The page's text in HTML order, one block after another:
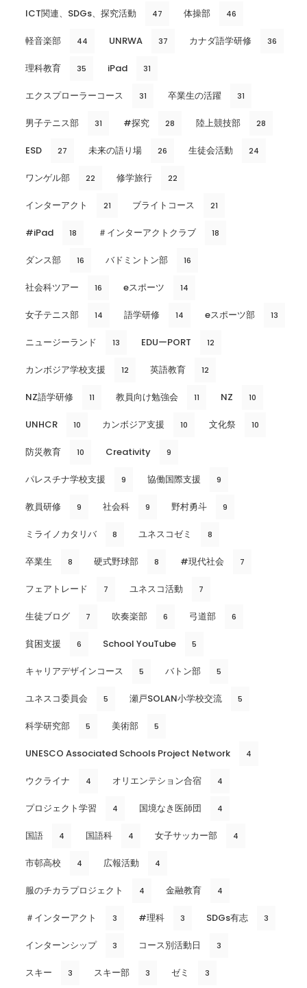
ICT関連、SDGs、探究活動 47 体操部 46
軽音楽部 44 UNRWA 37 カナダ語学研修 36
理科教育 35 iPad 31
エクスプローラーコース 31 卒業生の活躍 31
男子テニス部 31 #探究 28 陸上競技部 28
ESD 27 未来の語り場 26 生徒会活動 24
ワンゲル部 22 修学旅行 22
インターアクト 21 ブライトコース 21
#iPad 18 ＃インターアクトクラブ 18
ダンス部 16 バドミントン部 16
社会科ツアー 16 eスポーツ 14
女子テニス部 14 語学研修 14 eスポーツ部 13
ニュージーランド 13 EDUーPORT 12
カンボジア学校支援 12 英語教育 12
NZ語学研修 11 教員向け勉強会 11 NZ 10
UNHCR 10 カンボジア支援 10 文化祭 10
防災教育 10 Creativity 9
パレスチナ学校支援 9 協働国際支援 9
教員研修 9 社会科 9 野村勇斗 9
ミライノカタリバ 8 ユネスコゼミ 8
卒業生 8 硬式野球部 8 #現代社会 7
フェアトレード 7 ユネスコ活動 7
生徒ブログ 7 吹奏楽部 6 弓道部 6
貧困支援 6 School YouTube 5
キャリアデザインコース 5 バトン部 5
ユネスコ委員会 5 瀬戸SOLAN小学校交流 5
科学研究部 5 美術部 5
UNESCO Associated Schools Project Network 4
ウクライナ 4 オリエンテション合宿 4
プロジェクト学習 4 国境なき医師団 4
国語 4 国語科 4 女子サッカー部 4
市邨高校 4 広報活動 4
服のチカラプロジェクト 4 金融教育 4
＃インターアクト 3 #理科 3 SDGs有志 3
インターンシップ 3 コース別活動日 3
スキー 3 スキー部 3 ゼミ 3